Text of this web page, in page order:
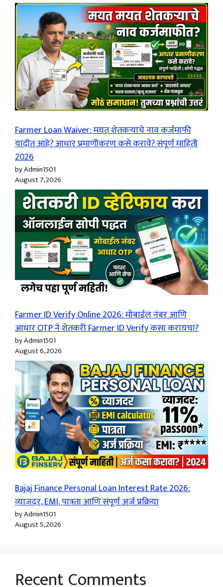
Farmer Loan Waiver: मयत शेतकऱ्याचे नाव कर्जमाफी
यादीत आहे? आधार प्रमाणीकरण कसे करावे? संपूर्ण माहिती
2026
by Admin1501
August 7, 2026
Farmer ID Verify Online 2026: मोबाईल नंबर आणि
आधार OTP ने शेतकरी Farmer ID Verify कसा करायचा?
by Admin1501
August 6, 2026
Bajaj Finance Personal Loan Interest Rate 2026:
व्याजदर, EMI, पात्रता आणि संपूर्ण अर्ज प्रक्रिया
by Admin1501
August 5, 2026
Recent Comments